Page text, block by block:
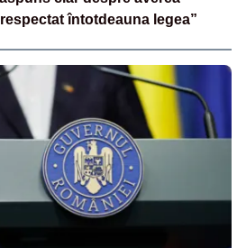
întotdeauna legea”